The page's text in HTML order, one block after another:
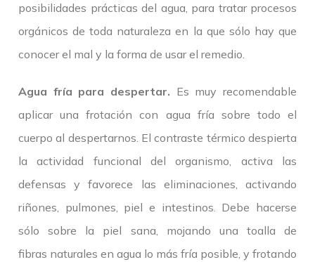
posibilidades prácticas del agua, para tratar procesos
orgánicos de toda naturaleza en la que sólo hay que
conocer el mal y la forma de usar el remedio.
Agua fría para despertar. Es muy recomendable
aplicar una frotación con agua fría sobre todo el
cuerpo al despertarnos. El contraste térmico despierta
la actividad funcional del organismo, activa las
defensas y favorece las eliminaciones, activando
riñones, pulmones, piel e intestinos. Debe hacerse
sólo sobre la piel sana, mojando una toalla de
fibras naturales en agua lo más fría posible, y frotando